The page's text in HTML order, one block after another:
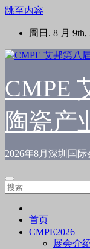
跳至内容
周日. 8 月 9th,
CMPE
陶瓷产
2026年8月深圳国
首页
CMPE2026
展会介